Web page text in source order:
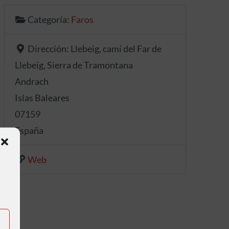
Categoría: Faros
Dirección: Llebeig, camí del Far de
Llebeig, Sierra de Tramontana
Andrach
Islas Baleares
07159
España
Web